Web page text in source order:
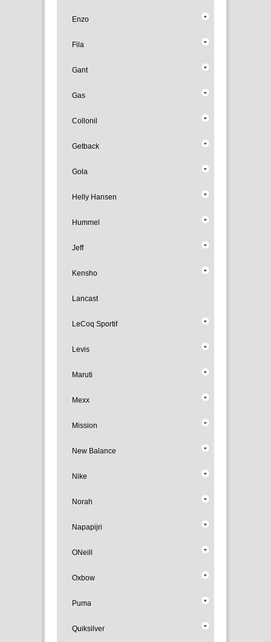
Enzo
Fila
Gant
Gas
Collonil
Getback
Gola
Helly Hansen
Hummel
Jeff
Kensho
Lancast
LeCoq Sportif
Levis
Maruti
Mexx
Mission
New Balance
Nike
Norah
Napapijri
ONeill
Oxbow
Puma
Quiksilver